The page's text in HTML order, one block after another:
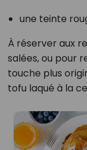
une teinte
À réserver aux
salées, ou pour
touche plus
tofu laqué à la